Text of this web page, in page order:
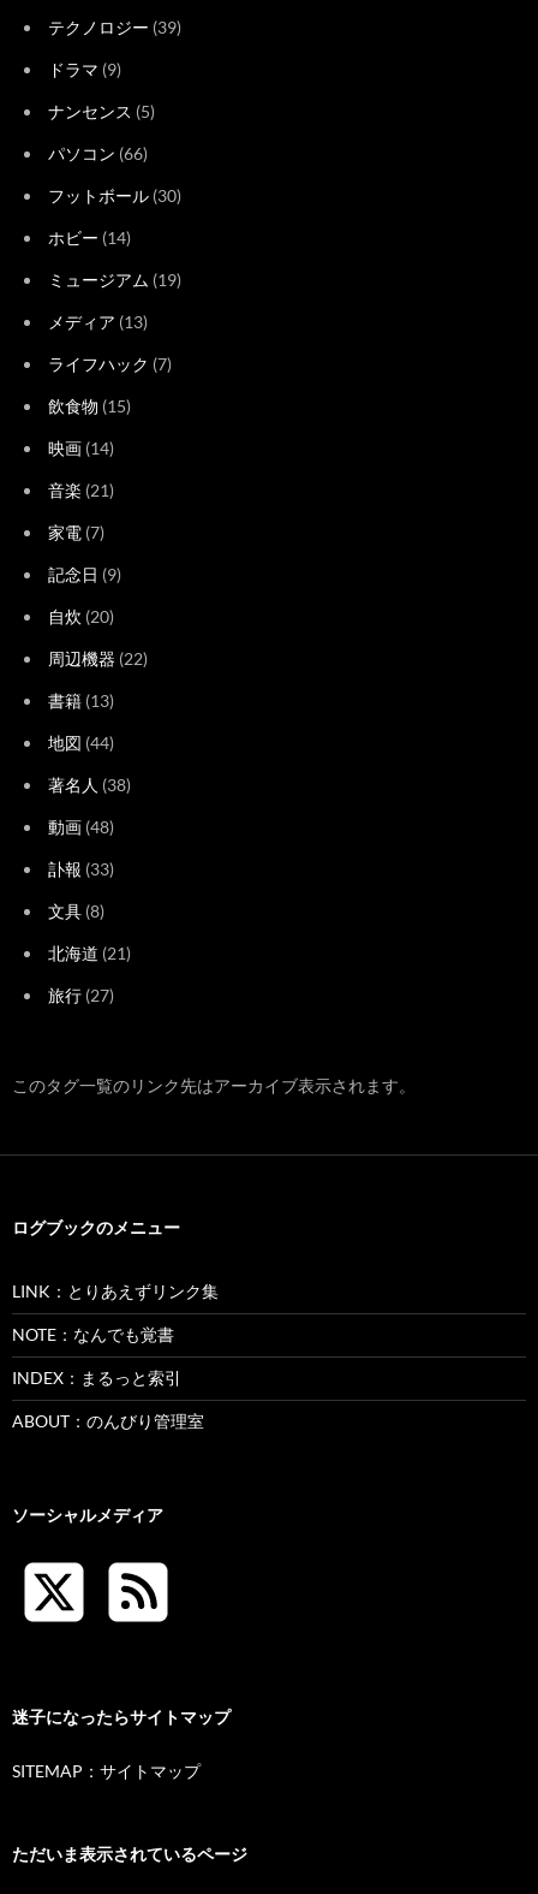
テクノロジー (39)
ドラマ (9)
ナンセンス (5)
パソコン (66)
フットボール (30)
ホビー (14)
ミュージアム (19)
メディア (13)
ライフハック (7)
飲食物 (15)
映画 (14)
音楽 (21)
家電 (7)
記念日 (9)
自炊 (20)
周辺機器 (22)
書籍 (13)
地図 (44)
著名人 (38)
動画 (48)
訃報 (33)
文具 (8)
北海道 (21)
旅行 (27)
このタグ一覧のリンク先はアーカイブ表示されます。
ログブックのメニュー
LINK：とりあえずリンク集
NOTE：なんでも覚書
INDEX：まるっと索引
ABOUT：のんびり管理室
ソーシャルメディア
迷子になったらサイトマップ
SITEMAP：サイトマップ
ただいま表示されているページ